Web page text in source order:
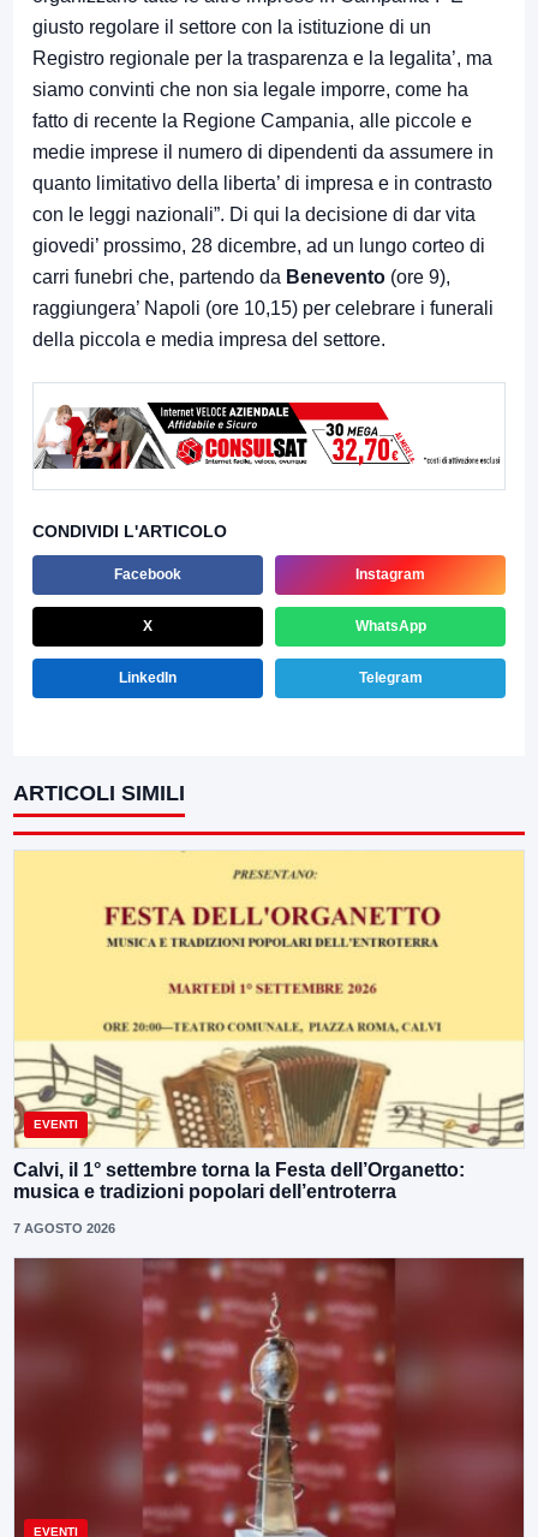
giusto regolare il settore con la istituzione di un
Registro regionale per la trasparenza e la legalita’, ma
siamo convinti che non sia legale imporre, come ha
fatto di recente la Regione Campania, alle piccole e
medie imprese il numero di dipendenti da assumere in
quanto limitativo della liberta’ di impresa e in contrasto
con le leggi nazionali”. Di qui la decisione di dar vita
giovedi’ prossimo, 28 dicembre, ad un lungo corteo di
carri funebri che, partendo da Benevento (ore 9),
raggiungera’ Napoli (ore 10,15) per celebrare i funerali
della piccola e media impresa del settore.
CONDIVIDI L'ARTICOLO
Facebook Instagram
X WhatsApp
LinkedIn Telegram
ARTICOLI SIMILI
EVENTI
Calvi, il 1° settembre torna la Festa dell’Organetto:
musica e tradizioni popolari dell’entroterra
7 AGOSTO 2026
EVENTI